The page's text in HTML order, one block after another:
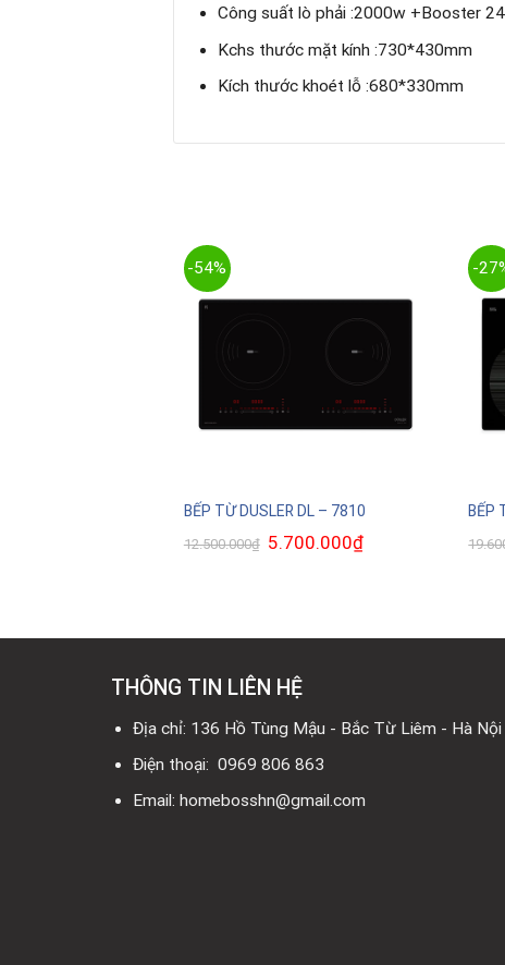
Công suất lò phải :2000w +Booster
Kchs thước mặt kính :730*430mm
Kích thước khoét lỗ :680*330mm
-54%
BẾP TỪ DUSLER DL – 7810
12.500.000₫ Giá
gốc
5.700.000₫Giá
hiện
-
BẾP
THÔNG TIN LIÊN HỆ
Địa chỉ: 136 Hồ Tùng Mậu - Bắc Từ Liêm - Hà Nội
Điện thoại: 0969 806 863
Email: homebosshn@gmail.com